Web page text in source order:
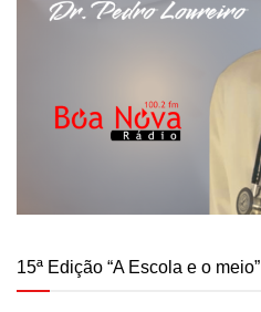
15ª Edição “A Escola e o meio”